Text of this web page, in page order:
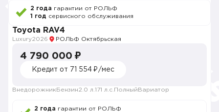
2 года гарантии от РОЛЬФ
1 год сервисного обслуживания
Toyota RAV4
Luxury2026 РОЛЬФ Октябрьская
4 790 000 ₽
Кредит от 71 554 ₽/мес
Внедорожник Бензин2.0 л. 171 л.с. Полный Вариатор
2 года гарантии от РОЛЬФ